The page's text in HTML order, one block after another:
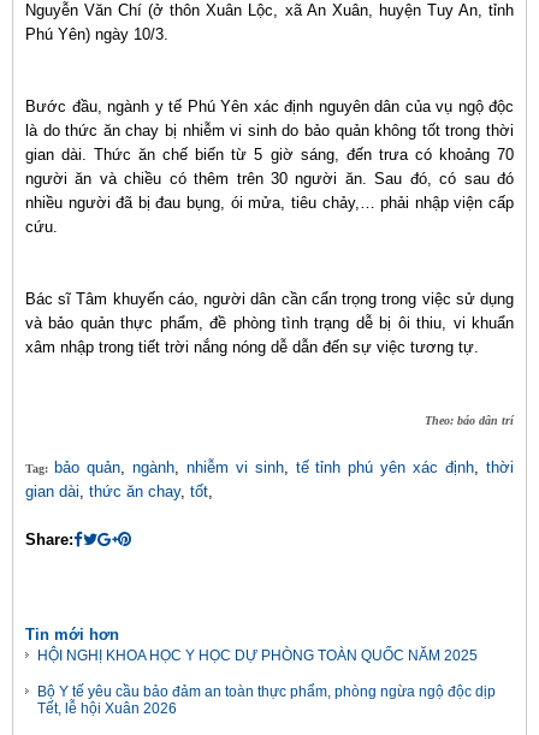
Nguyễn Văn Chí (ở thôn Xuân Lộc, xã An Xuân, huyện Tuy An, tỉnh
Phú Yên) ngày 10/3.
Bước đầu, ngành y tế Phú Yên xác định nguyên dân của vụ ngộ độc
là do thức ăn chay bị nhiễm vi sinh do bảo quản không tốt trong thời
gian dài. Thức ăn chế biến từ 5 giờ sáng, đến trưa có khoảng 70
người ăn và chiều có thêm trên 30 người ăn. Sau đó, có sau đó
nhiều người đã bị đau bụng, ói mửa, tiêu chảy,… phải nhập viện cấp
cứu.
Bác sĩ Tâm khuyến cáo, người dân cần cẩn trọng trong việc sử dụng
và bảo quản thực phẩm, đề phòng tình trạng dễ bị ôi thiu, vi khuẩn
xâm nhập trong tiết trời nắng nóng dễ dẫn đến sự việc tương tự.
Theo: báo dân trí
Tag: bảo quản, ngành, nhiễm vi sinh, tế tỉnh phú yên xác định,thời
gian dài, thức ăn chay, tốt,
Share:
Tin mới hơn
HỘI NGHỊ KHOA HỌC Y HỌC DỰ PHÒNG TOÀN QUỐC NĂM 2025
Bộ Y tế yêu cầu bảo đảm an toàn thực phẩm, phòng ngừa ngộ độc dịp
Tết, lễ hội Xuân 2026